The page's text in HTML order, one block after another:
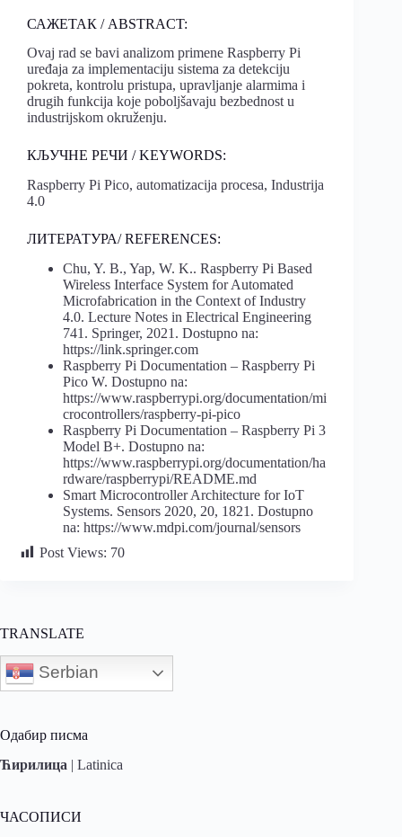
САЖЕТАК / ABSTRACT:
Ovaj rad se bavi analizom primene Raspberry Pi
uređaja za implementaciju sistema za detekciju
pokreta, kontrolu pristupa, upravljanje alarmima i
drugih funkcija koje poboljšavaju bezbednost u
industrijskom okruženju.
КЉУЧНЕ РЕЧИ / KEYWORDS:
Raspberry Pi Pico, automatizacija procesa, Industrija
4.0
ЛИТЕРАТУРА/ REFERENCES:
Chu, Y. B., Yap, W. K.. Raspberry Pi Based
Wireless Interface System for Automated
Microfabrication in the Context of Industry
4.0. Lecture Notes in Electrical Engineering
741. Springer, 2021. Dostupno na:
https://link.springer.com
Raspberry Pi Documentation – Raspberry Pi
Pico W. Dostupno na:
https://www.raspberrypi.org/documentation/mi
crocontrollers/raspberry-pi-pico
Raspberry Pi Documentation – Raspberry Pi 3
Model B+. Dostupno na:
https://www.raspberrypi.org/documentation/ha
rdware/raspberrypi/README.md
Smart Microcontroller Architecture for IoT
Systems. Sensors 2020, 20, 1821. Dostupno
na: https://www.mdpi.com/journal/sensors
Post Views: 70
TRANSLATE
Serbian
Одабир писма
Ћирилица | Latinica
ЧАСОПИСИ